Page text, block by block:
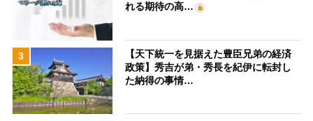
れる期待の高…
3
【天下統一を見据えた豊臣兄弟の経済
政策】秀吉が弟・秀長を紀伊に転封し
た納得の事情…